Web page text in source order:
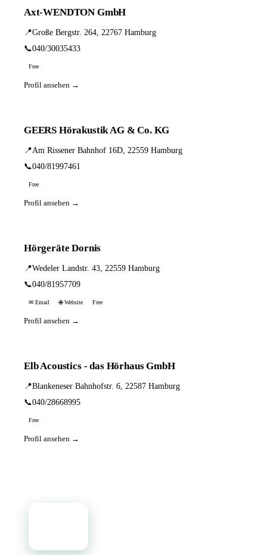
Axt-WENDTON GmbH
📍Große Bergstr. 264, 22767 Hamburg
📞040/30035433
Free
Profil ansehen →
GEERS Hörakustik AG & Co. KG
📍Am Rissener Bahnhof 16D, 22559 Hamburg
📞040/81997461
Free
Profil ansehen →
Hörgeräte Dornis
📍Wedeler Landstr. 43, 22559 Hamburg
📞040/81957709
✉ Email 🌐 Website Free
Profil ansehen →
Elb Acoustics - das Hörhaus GmbH
📍Blankeneser Bahnhofstr. 6, 22587 Hamburg
📞040/28668995
Free
Profil ansehen →